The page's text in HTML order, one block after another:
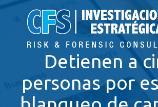
Detienen a
personas por